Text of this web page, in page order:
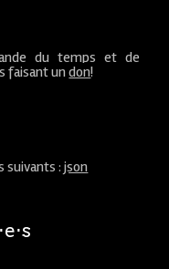
du temps et de
faisant undon!
suivants :json